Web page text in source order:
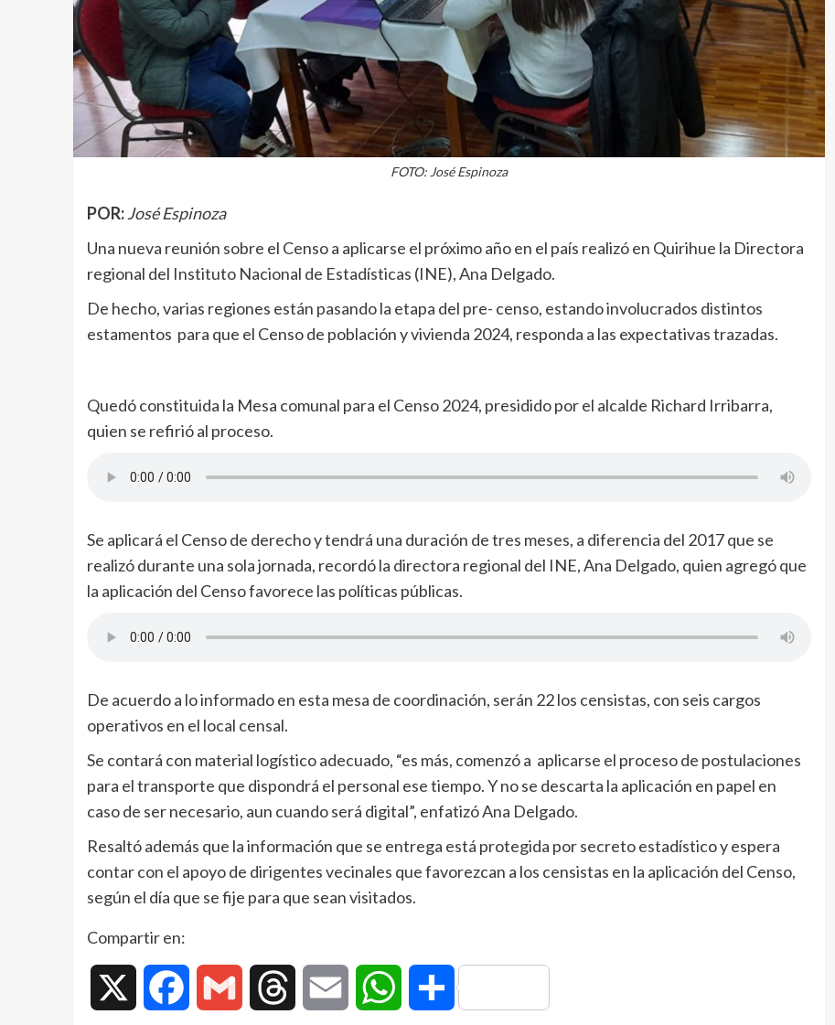
FOTO: José Espinoza
POR: José Espinoza
Una nueva reunión sobre el Censo a aplicarse el próximo año en el país realizó en Quirihue la Directora
regional del Instituto Nacional de Estadísticas (INE), Ana Delgado.
De hecho, varias regiones están pasando la etapa del pre- censo, estando involucrados distintos
estamentos para que el Censo de población y vivienda 2024, responda a las expectativas trazadas.
Quedó constituida la Mesa comunal para el Censo 2024, presidido por el alcalde Richard Irribarra,
quien se refirió al proceso.
Se aplicará el Censo de derecho y tendrá una duración de tres meses, a diferencia del 2017 que se
realizó durante una sola jornada, recordó la directora regional del INE, Ana Delgado, quien agregó que
la aplicación del Censo favorece las políticas públicas.
De acuerdo a lo informado en esta mesa de coordinación, serán 22 los censistas, con seis cargos
operativos en el local censal.
Se contará con material logístico adecuado, “es más, comenzó a aplicarse el proceso de postulaciones
para el transporte que dispondrá el personal ese tiempo. Y no se descarta la aplicación en papel en
caso de ser necesario, aun cuando será digital”, enfatizó Ana Delgado.
Resaltó además que la información que se entrega está protegida por secreto estadístico y espera
contar con el apoyo de dirigentes vecinales que favorezcan a los censistas en la aplicación del Censo,
según el día que se fije para que sean visitados.
Compartir en:
Facebook Gmail Threads Email WhatsAppCompartir